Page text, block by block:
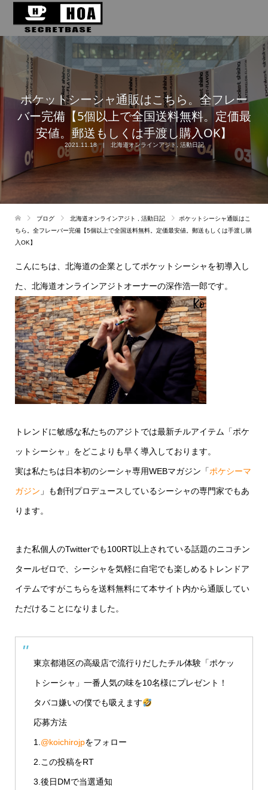
ポケットシーシャ通販はこちら。全フレー
バー完備【5個以上で全国送料無料。定価最
安値。郵送もしくは手渡し購入OK】
2021.11.18 北海道オンラインアジト 活動日記
ブログ 北海道オンラインアジト 活動日記
ポケットシーシャ通販はこ
ちら。全フレーバー完備【5個以上で全国送料無料。定価最安値。郵送もしくは手渡し購
入OK】
こんにちは、北海道の企業としてポケットシーシャを初導入し
た、北海道オンラインアジトオーナーの深作浩一郎です。
トレンドに敏感な私たちのアジトでは最新チルアイテム「ポケ
ットシーシャ」をどこよりも早く導入しております。
実は私たちは日本初のシーシャ専用WEBマガジン「ポケシーマ
ガジン 」も創刊プロデュースしているシーシャの専門家でもあ
ります。
また私個人のTwitterでも100RT以上されている話題のニコチン
タールゼロで、シーシャを気軽に自宅でも楽しめるトレンドア
イテムですがこちらを送料無料にて本サイト内から通販してい
ただけることになりました。
東京都港区の高級店で流行りだしたチル体験「ポケッ
トシーシャ」一番人気の味を10名様にプレゼント！
タバコ嫌いの僕でも吸えます
応募方法
1. @koichirojpをフォロー
2.この投稿をRT
3.後日DMで当選通知